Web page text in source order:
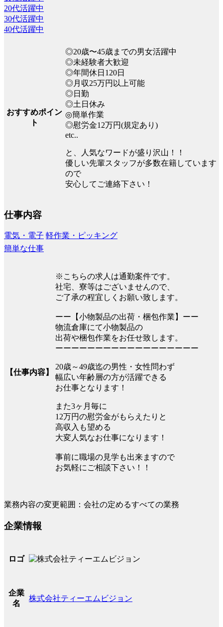
20代活躍中
30代活躍中
40代活躍中
おすすめポイン
ト
◎20歳〜45歳までの男女活躍中
◎未経験者大歓迎
◎年間休日120日
◎月収25万円以上可能
◎日勤
◎土日休み
◎簡単作業
◎慰労金12万円(規定あり)
etc..
と、人気なワードが盛り沢山！！
優しい先輩スタッフが多数在籍しています
ので
安心してご連絡下さい！
仕事内容
電気・電子 軽作業・ピッキング
簡単な仕事
【仕事内容】
※こちらの求人は通勤案件です。
社宅、寮等はございませんので、
ご了承の程宜しくお願い致します。
ーー【小物製品の出荷・梱包作業】ーー
物流倉庫にて小物製品の
出荷や梱包作業をお任せ致します。
ーーーーーーーーーーーーーーーーーー
20歳～49歳迄の男性・女性問わず
幅広い年齢層の方が活躍できる
お仕事となります！
また3ヶ月毎に
12万円の慰労金がもらえたりと
高収入も望める
大変人気なお仕事になります！
事前に職場の見学も出来ますので
お気軽にご相談下さい！！
業務内容の変更範囲：会社の定めるすべての業務
企業情報
ロゴ
企業
名
株式会社ティーエムビジョン